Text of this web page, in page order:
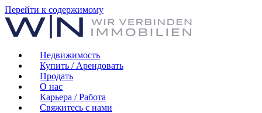
Перейти к содержимому
Недвижимость
Купить / Арендовать
Продать
О нас
Карьера / Работа
Свяжитесь с нами